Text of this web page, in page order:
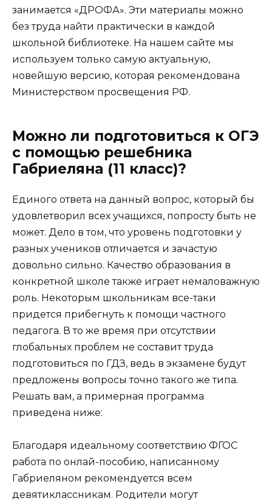
занимается «ДРОФА». Эти материалы можно
без труда найти практически в каждой
школьной библиотеке. На нашем сайте мы
используем только самую актуальную,
новейшую версию, которая рекомендована
Министерством просвещения РФ.
Можно ли подготовиться к ОГЭ
с помощью решебника
Габриеляна (11 класс)?
Единого ответа на данный вопрос, который бы
удовлетворил всех учащихся, попросту быть не
может. Дело в том, что уровень подготовки у
разных учеников отличается и зачастую
довольно сильно. Качество образования в
конкретной школе также играет немаловажную
роль. Некоторым школьникам все-таки
придется прибегнуть к помощи частного
педагога. В то же время при отсутствии
глобальных проблем не составит труда
подготовиться по ГДЗ, ведь в экзамене будут
предложены вопросы точно такого же типа.
Решать вам, а примерная программа
приведена ниже:
Благодаря идеальному соответствию ФГОС
работа по онлай-пособию, написанному
Габриеляном рекомендуется всем
девятиклассникам. Родители могут